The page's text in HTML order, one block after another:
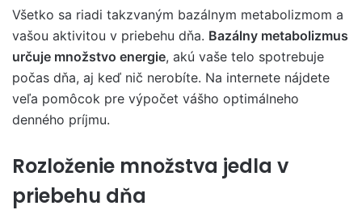
Všetko sa riadi takzvaným bazálnym metabolizmom a
vašou aktivitou v priebehu dňa. Bazálny metabolizmus
určuje množstvo energie, akú vaše telo spotrebuje
počas dňa, aj keď nič nerobíte. Na internete nájdete
veľa pomôcok pre výpočet vášho optimálneho
denného príjmu.
Rozloženie množstva jedla v
priebehu dňa